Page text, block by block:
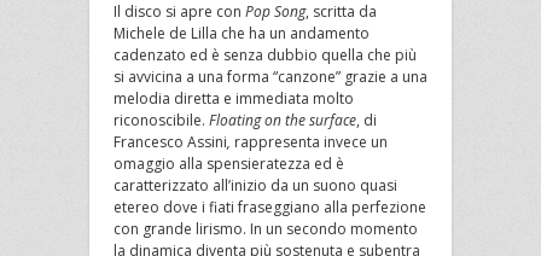
Il disco si apre con Pop Song, scritta da
Michele de Lilla che ha un andamento
cadenzato ed è senza dubbio quella che più
si avvicina a una forma “canzone” grazie a una
melodia diretta e immediata molto
riconoscibile. Floating on the surface, di
Francesco Assini, rappresenta invece un
omaggio alla spensieratezza ed è
caratterizzato all’inizio da un suono quasi
etereo dove i fiati fraseggiano alla perfezione
con grande lirismo. In un secondo momento
la dinamica diventa più sostenuta e subentra